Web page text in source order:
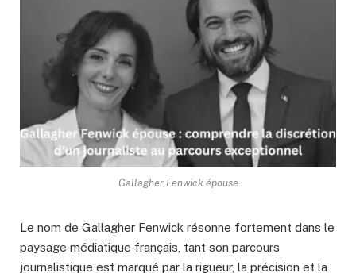
Gallagher Fenwick épouse
Le nom de Gallagher Fenwick résonne fortement dans le
paysage médiatique français, tant son parcours
journalistique est marqué par la rigueur, la précision et la